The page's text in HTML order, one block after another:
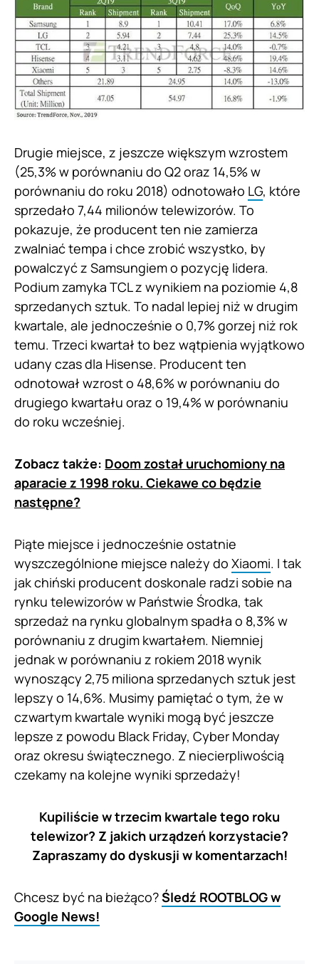
Drugie miejsce, z jeszcze większym wzrostem
(25,3% w porównaniu do Q2 oraz 14,5% w
porównaniu do roku 2018) odnotowało LG, które
sprzedało 7,44 milionów telewizorów. To
pokazuje, że producent ten nie zamierza
zwalniać tempa i chce zrobić wszystko, by
powalczyć z Samsungiem o pozycję lidera.
Podium zamyka TCL z wynikiem na poziomie 4,8
sprzedanych sztuk. To nadal lepiej niż w drugim
kwartale, ale jednocześnie o 0,7% gorzej niż rok
temu. Trzeci kwartał to bez wątpienia wyjątkowo
udany czas dla Hisense. Producent ten
odnotował wzrost o 48,6% w porównaniu do
drugiego kwartału oraz o 19,4% w porównaniu
do roku wcześniej.
Zobacz także: Doom został uruchomiony na
aparacie z 1998 roku. Ciekawe co będzie
następne?
Piąte miejsce i jednocześnie ostatnie
wyszczególnione miejsce należy do Xiaomi. I tak
jak chiński producent doskonale radzi sobie na
rynku telewizorów w Państwie Środka, tak
sprzedaż na rynku globalnym spadła o 8,3% w
porównaniu z drugim kwartałem. Niemniej
jednak w porównaniu z rokiem 2018 wynik
wynoszący 2,75 miliona sprzedanych sztuk jest
lepszy o 14,6%. Musimy pamiętać o tym, że w
czwartym kwartale wyniki mogą być jeszcze
lepsze z powodu Black Friday, Cyber Monday
oraz okresu świątecznego. Z niecierpliwością
czekamy na kolejne wyniki sprzedaży!
Kupiliście w trzecim kwartale tego roku
telewizor? Z jakich urządzeń korzystacie?
Zapraszamy do dyskusji w komentarzach!
Chcesz być na bieżąco?Śledź ROOTBLOG w
Google News!